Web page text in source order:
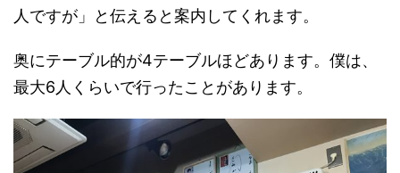
人ですが」と伝えると案内してくれます。
奥にテーブル的が4テーブルほどあります。僕は、
最大6人くらいで行ったことがあります。